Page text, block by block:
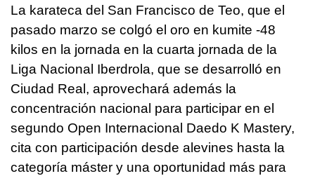
La karateca del San Francisco de Teo, que el
pasado marzo se colgó el oro en kumite -48
kilos en la jornada en la cuarta jornada de la
Liga Nacional Iberdrola, que se desarrolló en
Ciudad Real, aprovechará además la
concentración nacional para participar en el
segundo Open Internacional Daedo K Mastery,
cita con participación desde alevines hasta la
categoría máster y una oportunidad más para